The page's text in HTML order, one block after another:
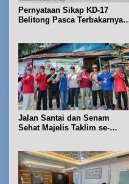
Pernyataan Sikap KD-17
Belitong Pasca Terbakarnya
Jalan Santai dan Senam
Sehat Majelis Taklim se-